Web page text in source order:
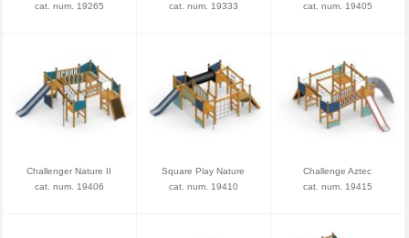
cat. num. 19265
cat. num. 19333
cat. num. 19405
Challenger Nature II
cat. num. 19406
Square Play Nature
cat. num. 19410
Challenge Aztec
cat. num. 19415